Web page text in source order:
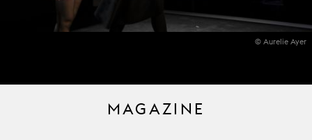
© Aurelie Ayer
MAGAZINE